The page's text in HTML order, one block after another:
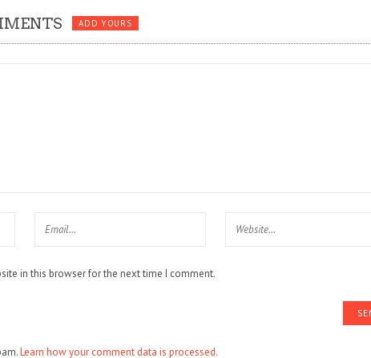
ADD YOURS
in this browser for the next time I comment.
Learn how your comment data is processed.